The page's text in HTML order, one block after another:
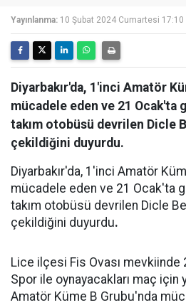
Yayınlanma: 10 Şubat 2024 Cumartesi 17:10
Diyarbakır'da, 1'inci Amatör
mücadele eden ve 21 Ocak'ta
takım otobüsü devrilen Dicle
çekildiğini duyurdu.
Diyarbakır'da, 1'inci Amatör
mücadele eden ve 21 Ocak'ta
takım otobüsü devrilen Dicle
çekildiğini duyurdu.
Lice ilçesi Fis Ovası mevkiinde
Spor ile oynayacakları maç için
Amatör Küme B Grubu'nda